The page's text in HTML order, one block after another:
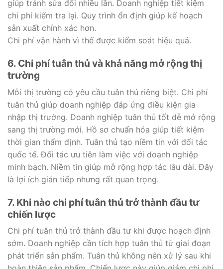
giúp tránh sửa đổi nhiều lần. Doanh nghiệp tiết kiệm
chi phí kiểm tra lại. Quy trình ổn định giúp kế hoạch
sản xuất chính xác hơn.
Chi phí vận hành vì thế được kiểm soát hiệu quả.
6. Chi phí tuân thủ và khả năng mở rộng thị
trường
Mỗi thị trường có yêu cầu tuân thủ riêng biệt. Chi phí
tuân thủ giúp doanh nghiệp đáp ứng điều kiện gia
nhập thị trường. Doanh nghiệp tuân thủ tốt dễ mở rộng
sang thị trường mới. Hồ sơ chuẩn hóa giúp tiết kiệm
thời gian thẩm định. Tuân thủ tạo niềm tin với đối tác
quốc tế. Đối tác ưu tiên làm việc với doanh nghiệp
minh bạch. Niềm tin giúp mở rộng hợp tác lâu dài. Đây
là lợi ích gián tiếp nhưng rất quan trọng.
7. Khi nào chi phí tuân thủ trở thành đầu tư
chiến lược
Chi phí tuân thủ trở thành đầu tư khi được hoạch định
sớm. Doanh nghiệp cần tích hợp tuân thủ từ giai đoạn
phát triển sản phẩm. Tuân thủ không nên xử lý sau khi